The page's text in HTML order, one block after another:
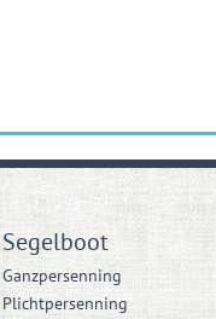
Segelboot
Ganzpersenning
Plichtpersenning